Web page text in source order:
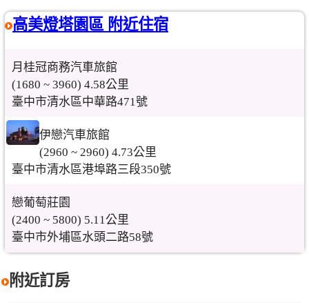
高美燈塔園區 附近住宿
月桂冠商務汽車旅館
(1680 ~ 3960) 4.58公里
臺中市清水區中華路471號
伊戀汽車旅館
(2960 ~ 2960) 4.73公里
臺中市清水區港埠路三段350號
戀葡萄莊園
(2400 ~ 5800) 5.11公里
臺中市外埔區水頭二路58號
附近訂房